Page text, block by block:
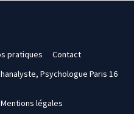
pratiques
Contact
Psychologue Paris 16
Mentions légales